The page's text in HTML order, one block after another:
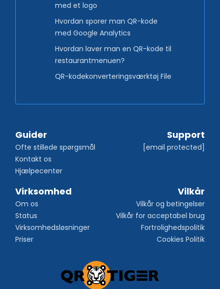
med et logo
Hvordan sporer man QR-kode
med Google Analytics
Hvordan laver man en QR-kode til
restaurantmenuen?
QR-kodekonverteringsværktøj File
Guider
Ofte stillede spørgsmål
Kontakt os
Hjælpecenter
Support
[email protected]
Virksomhed
Om os
Status
Virksomhedsløsninger
Priser
Vilkår
Vilkår og betingelser
Vilkår for acceptabel brug
Fortrolighedspolitik
Cookies Politik